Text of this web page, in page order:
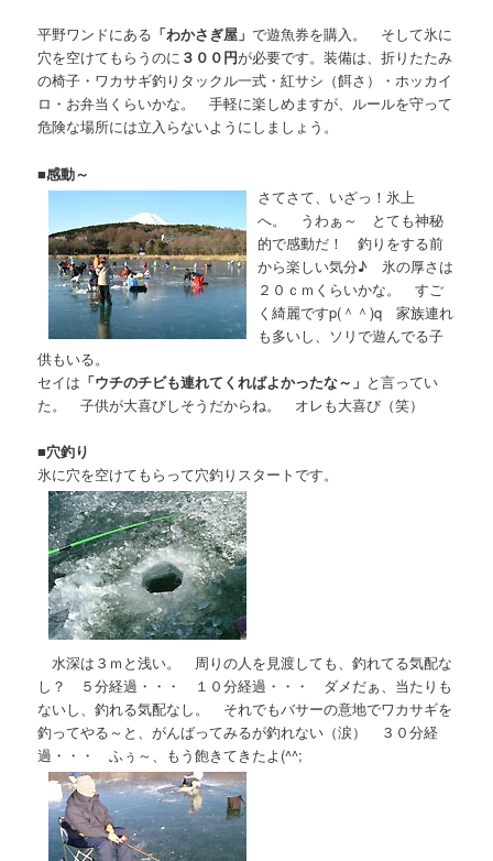
平野ワンドにある 「わかさぎ屋」で遊魚券を購入。 そして氷に
穴を空けてもらうのに ３００円が必要です。装備は、折りたたみ
の椅子・ワカサギ釣りタックル一式・紅サシ（餌さ）・ホッカイ
ロ・お弁当くらいかな。 手軽に楽しめますが、ルールを守って
危険な場所には立入らないようにしましょう。
■感動～
さてさて、いざっ！氷上
へ。 うわぁ～ とても神秘
的で感動だ！ 釣りをする前
から楽しい気分♪ 氷の厚さは
２０ｃｍくらいかな。 すご
く綺麗ですp(＾＾)q 家族連れ
も多いし、ソリで遊んでる子
供もいる。
セイは 「ウチのチビも連れてくればよかったな～」 と言ってい
た。 子供が大喜びしそうだからね。 オレも大喜び（笑）
■穴釣り
氷に穴を空けてもらって穴釣りスタートです。
水深は３ｍと浅い。 周りの人を見渡しても、釣れてる気配な
し？ ５分経過・・・ １０分経過・・・ ダメだぁ、当たりも
ないし、釣れる気配なし。 それでもバサーの意地でワカサギを
釣ってやる～と、がんばってみるが釣れない（涙） ３０分経
過・・・ ふぅ～、もう飽きてきたよ(^^;